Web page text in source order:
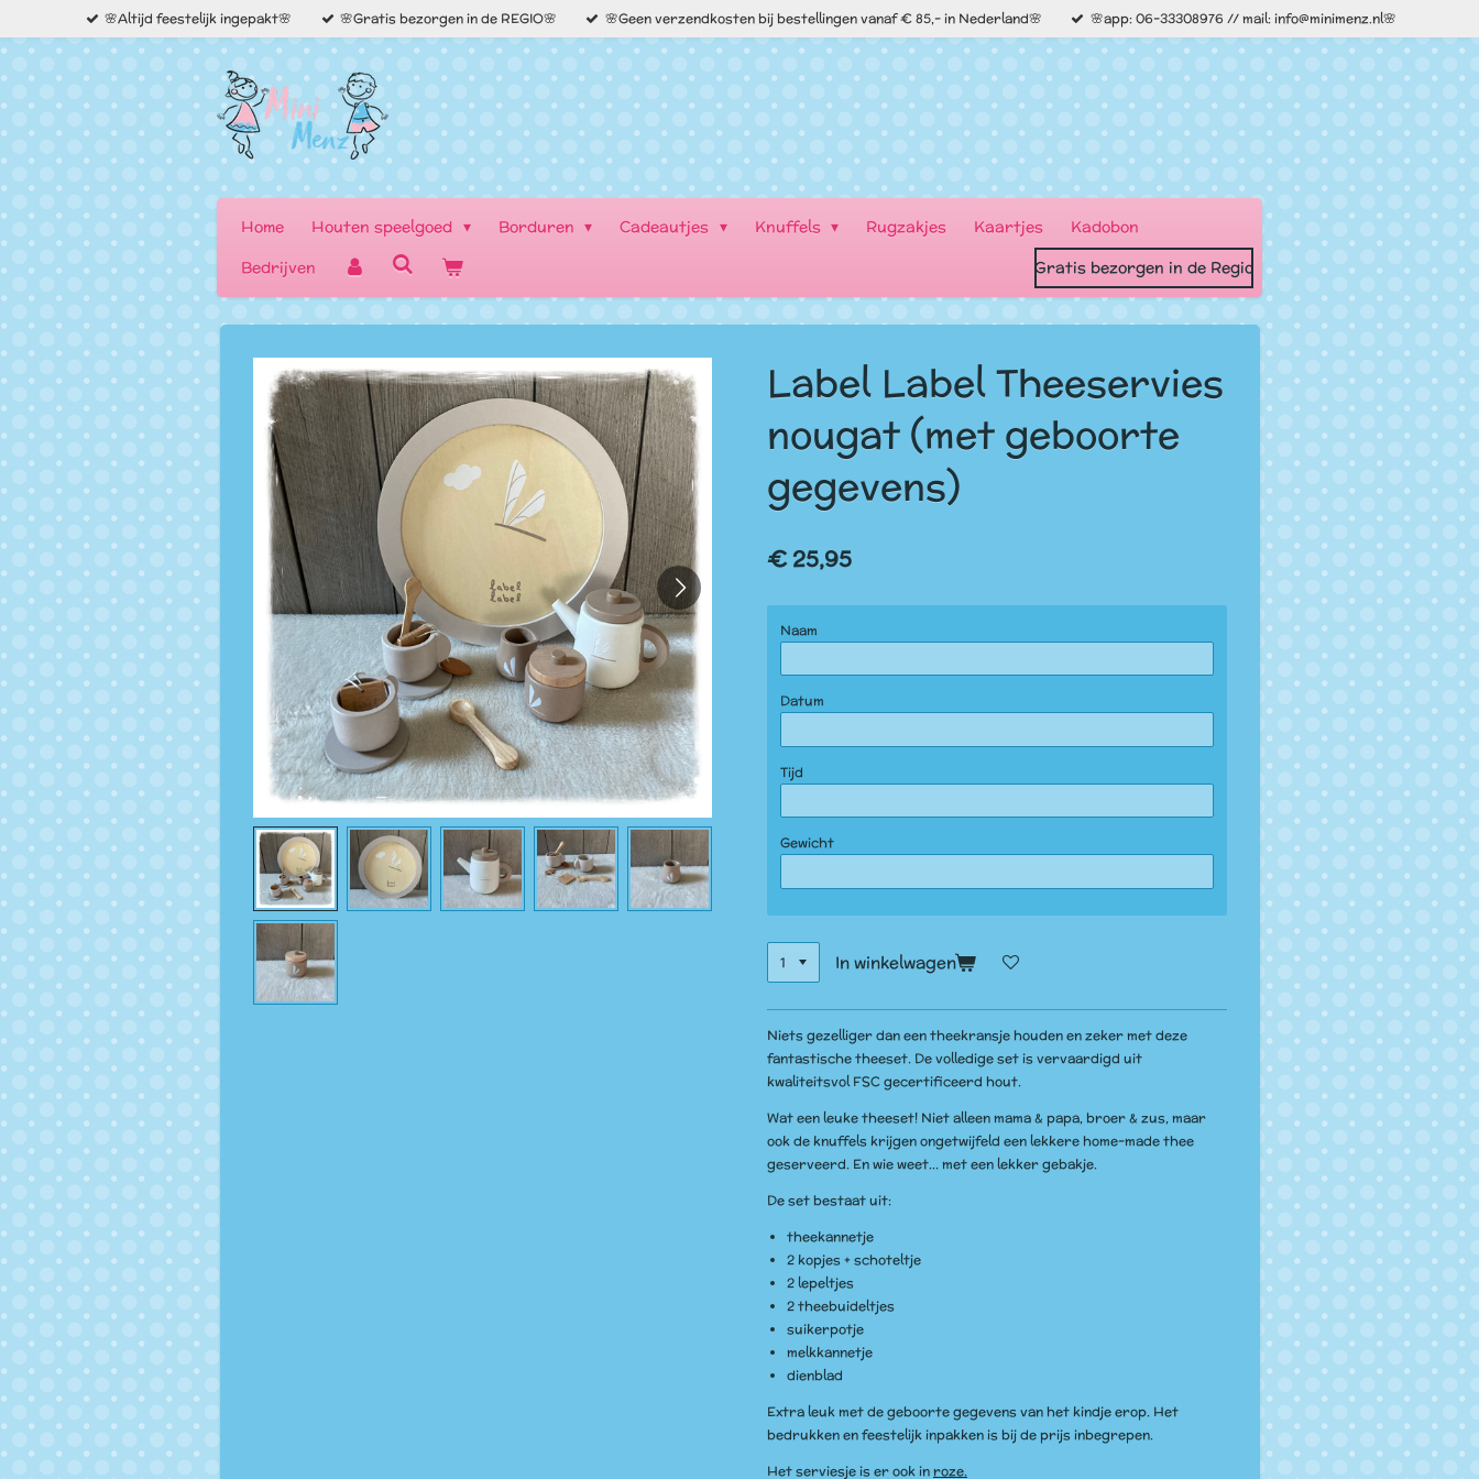
direct
hoofdinhoud
🌸Altijd feestelijk ingepakt🌸 🌸Gratis bezorgen in de REGIO🌸 🌸Geen verzendkosten bij bestellingen vanaf € 85,- in Nederland🌸 🌸app: 06-33308976 // mail: info@minimenz.nl🌸
Home Houten speelgoed Borduren Cadeautjes Knuffels Rugzakjes Kaartjes
Kadobon
Bedrijven
Gratis bezorgen in de Regio
Label Label Theeservies
nougat (met geboorte
gegevens)
€ 25,95
Naam
Datum
Tijd
Gewicht
In winkelwagen
Niets gezelliger dan een theekransje houden en zeker met deze
fantastische theeset. De volledige set is vervaardigd uit
kwaliteitsvol FSC gecertificeerd hout.
Wat een leuke theeset! Niet alleen mama & papa, broer & zus, maar
ook de knuffels krijgen ongetwijfeld een lekkere home-made thee
geserveerd. En wie weet... met een lekker gebakje.
De set bestaat uit:
theekannetje
2 kopjes + schoteltje
2 lepeltjes
2 theebuideltjes
suikerpotje
melkkannetje
dienblad
Extra leuk met de geboorte gegevens van het kindje erop. Het
bedrukken en feestelijk inpakken is bij de prijs inbegrepen.
Het serviesje is er ook inroze.